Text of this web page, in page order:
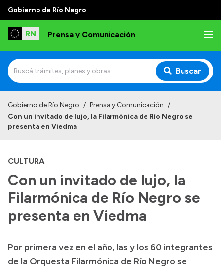
Gobierno de Río Negro
Prensa y Comunicación
Buscar
Institucional
Referentes de prensa
Archivo de noticias
Transparencia
Boletín Oficial
Gobierno de Río Negro / Prensa y Comunicación /
Con un invitado de lujo, la Filarmónica de Río Negro se
presenta en Viedma
CULTURA
Con un invitado de lujo, la
Filarmónica de Río Negro se
presenta en Viedma
Por primera vez en el año, las y los 60 integrantes
de la Orquesta Filarmónica de Río Negro se